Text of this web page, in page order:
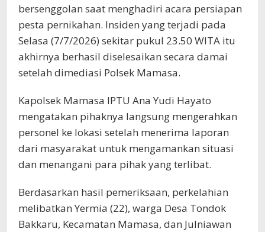
bersenggolan saat menghadiri acara persiapan
pesta pernikahan. Insiden yang terjadi pada
Selasa (7/7/2026) sekitar pukul 23.50 WITA itu
akhirnya berhasil diselesaikan secara damai
setelah dimediasi Polsek Mamasa.
Kapolsek Mamasa IPTU Ana Yudi Hayato
mengatakan pihaknya langsung mengerahkan
personel ke lokasi setelah menerima laporan
dari masyarakat untuk mengamankan situasi
dan menangani para pihak yang terlibat.
Berdasarkan hasil pemeriksaan, perkelahian
melibatkan Yermia (22), warga Desa Tondok
Bakkaru, Kecamatan Mamasa, dan Julniawan